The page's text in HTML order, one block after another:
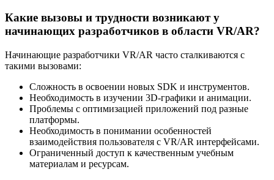
Какие вызовы и трудности возникают у
начинающих разработчиков в области VR/AR?
Начинающие разработчики VR/AR часто сталкиваются с
такими вызовами:
Сложность в освоении новых SDK и инструментов.
Необходимость в изучении 3D-графики и анимации.
Проблемы с оптимизацией приложений под разные
платформы.
Необходимость в понимании особенностей
взаимодействия пользователя с VR/AR интерфейсами.
Ограниченный доступ к качественным учебным
материалам и ресурсам.